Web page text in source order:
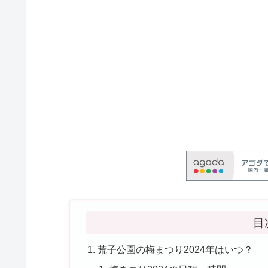
目
荒子公園の梅まつり2024年はいつ？